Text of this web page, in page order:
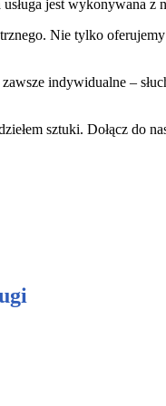
jest wykonywana z
Nie tylko
indywidualne –
sztuki. Dołącz do